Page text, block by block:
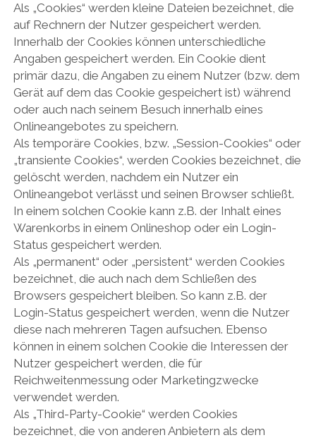
Als „Cookies“ werden kleine Dateien bezeichnet, die
auf Rechnern der Nutzer gespeichert werden.
Innerhalb der Cookies können unterschiedliche
Angaben gespeichert werden. Ein Cookie dient
primär dazu, die Angaben zu einem Nutzer (bzw. dem
Gerät auf dem das Cookie gespeichert ist) während
oder auch nach seinem Besuch innerhalb eines
Onlineangebotes zu speichern.
Als temporäre Cookies, bzw. „Session-Cookies“ oder
„transiente Cookies“, werden Cookies bezeichnet, die
gelöscht werden, nachdem ein Nutzer ein
Onlineangebot verlässt und seinen Browser schließt.
In einem solchen Cookie kann z.B. der Inhalt eines
Warenkorbs in einem Onlineshop oder ein Login-
Status gespeichert werden.
Als „permanent“ oder „persistent“ werden Cookies
bezeichnet, die auch nach dem Schließen des
Browsers gespeichert bleiben. So kann z.B. der
Login-Status gespeichert werden, wenn die Nutzer
diese nach mehreren Tagen aufsuchen. Ebenso
können in einem solchen Cookie die Interessen der
Nutzer gespeichert werden, die für
Reichweitenmessung oder Marketingzwecke
verwendet werden.
Als „Third-Party-Cookie“ werden Cookies
bezeichnet, die von anderen Anbietern als dem